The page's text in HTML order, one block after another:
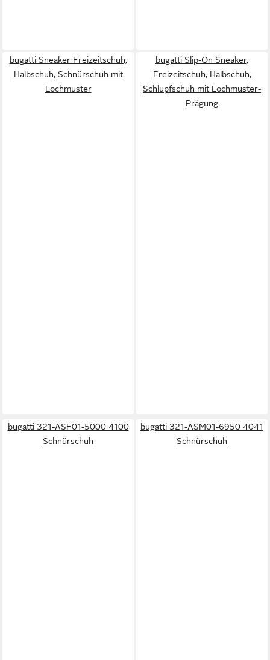
bugatti Sneaker Freizeitschuh,
Halbschuh, Schnürschuh mit
Lochmuster
bugatti Slip-On Sneaker,
Freizeitschuh, Halbschuh,
Schlupfschuh mit Lochmuster-
Prägung
bugatti 321-ASF01-5000 4100
Schnürschuh
bugatti 321-ASM01-6950 4041
Schnürschuh